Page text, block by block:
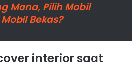
Mana, Pilih Mobil
Bekas?
interior saat